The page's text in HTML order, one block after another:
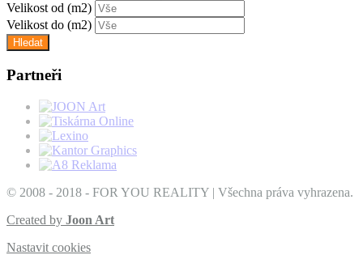
Velikost od (m2)
Velikost do (m2)
Partneři
© 2008 - 2018 - FOR YOU REALITY | Všechna práva vyhrazena.
Created by Joon Art
Nastavit cookies